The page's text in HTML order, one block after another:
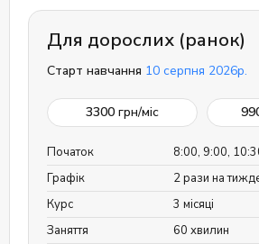
Для дорослих (ранок)
Старт навчання 10 серпня 2026р.
3300 грн/міс
Початок
8:00, 9:00,
Графік
2 рази на
Курс
3 місяці
Заняття
60 хвилин